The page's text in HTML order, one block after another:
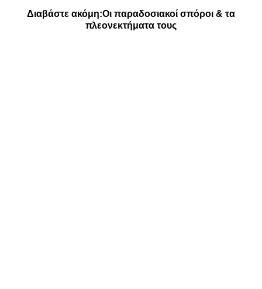
Διαβάστε ακόμη:Οι παραδοσιακοί σπόροι & τα
πλεονεκτήματα τους